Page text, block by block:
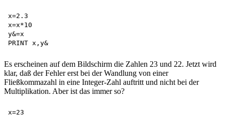
x=2.3
x=x*10
y&=x
Es erscheinen auf dem Bildschirm die Zahlen 23 und 22. Jetzt wird
klar, daß der Fehler erst bei der Wandlung von einer
Fließkommazahl in eine Integer-Zahl auftritt und nicht bei der
Multiplikation. Aber ist das immer so?
x=23